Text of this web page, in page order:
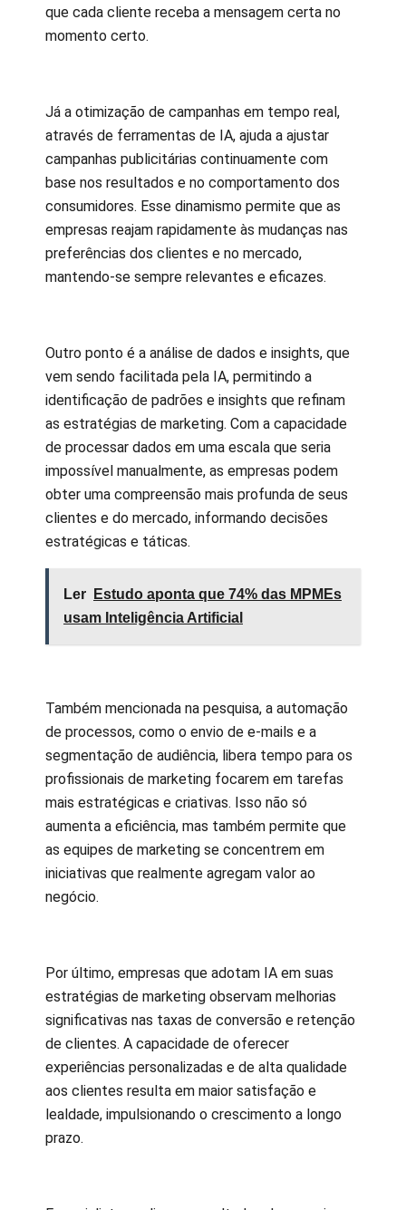
que cada cliente receba a mensagem certa no
momento certo.
Já a otimização de campanhas em tempo real,
através de ferramentas de IA, ajuda a ajustar
campanhas publicitárias continuamente com
base nos resultados e no comportamento dos
consumidores. Esse dinamismo permite que as
empresas reajam rapidamente às mudanças nas
preferências dos clientes e no mercado,
mantendo-se sempre relevantes e eficazes.
Outro ponto é a análise de dados e insights, que
vem sendo facilitada pela IA, permitindo a
identificação de padrões e insights que refinam
as estratégias de marketing. Com a capacidade
de processar dados em uma escala que seria
impossível manualmente, as empresas podem
obter uma compreensão mais profunda de seus
clientes e do mercado, informando decisões
estratégicas e táticas.
Ler
Estudo aponta que 74% das MPMEs
usam Inteligência Artificial
Também mencionada na pesquisa, a automação
de processos, como o envio de e-mails e a
segmentação de audiência, libera tempo para os
profissionais de marketing focarem em tarefas
mais estratégicas e criativas. Isso não só
aumenta a eficiência, mas também permite que
as equipes de marketing se concentrem em
iniciativas que realmente agregam valor ao
negócio.
Por último, empresas que adotam IA em suas
estratégias de marketing observam melhorias
significativas nas taxas de conversão e retenção
de clientes. A capacidade de oferecer
experiências personalizadas e de alta qualidade
aos clientes resulta em maior satisfação e
lealdade, impulsionando o crescimento a longo
prazo.